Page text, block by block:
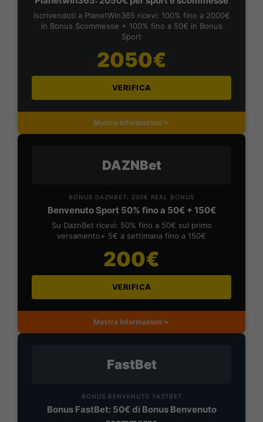
Iscrivendoti a PlanetWin365 ricevi: 100% fino a 2000€
in Bonus Scommesse + 100% fino a 50€ in Bonus
Sport
2050€
VERIFICA
Mostra Informazioni
DAZNBet
BONUS DAZNBET: 200€ REAL BONUS
Benvenuto Sport 50% fino a 50€ + 150€
Su DaznBet ricevi: 50% fino a 50€ sul primo
versamento+ 5€ a settimana fino a 150€
200€
VERIFICA
Mostra Informazioni
FastBet
BONUS BENVENUTO FASTBET
Bonus FastBet: 50€ di Bonus Benvenuto